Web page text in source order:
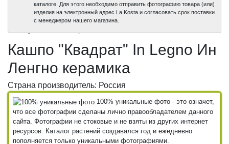
100%
каталоге. Для этого необходимо отправить фотографию товара (или)
изделия на электронный адрес La Kosta и согласовать срок поставки
с менеджером нашего магазина.
Кашпо "Квадрат" In Legno Ин
Ленгно керамика
Страна производитель: Россия
100% уникальные фото - это означет,
что все фотографии сделаны лично правообладателем данного
сайта. Фотографии не стоковые и не взяты из других интернет
ресурсов. Каталог растений создавался год и ежедневно
пополняется только уникальными фотографиями.